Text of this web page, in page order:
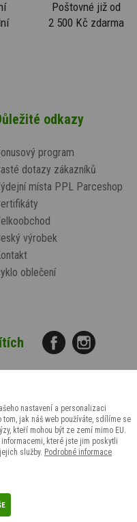
Poštovné již od
2 500 Kč zdarma
odkazy
program
dotazy zákazníků
místa PPL Parceshop
výrobek
oblečení
9-14 hod.)
nastavení a personalizaci
jak náš web používáte, sdílíme se
kteří mohou být ze zemí mimo EU.
které jste jim poskytli
služby. Podrobné informace